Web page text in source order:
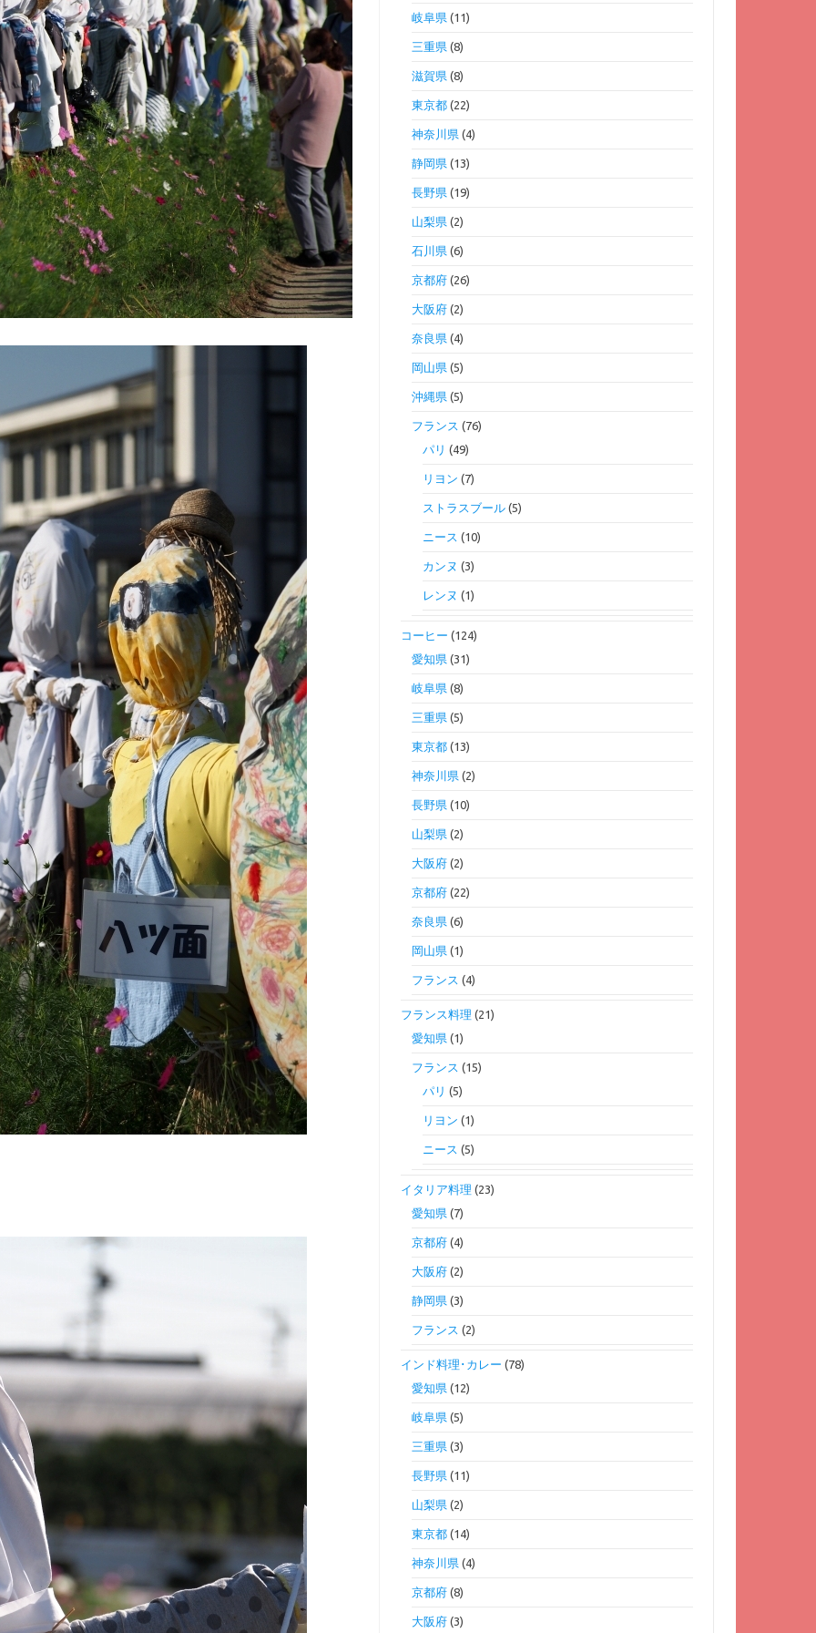
岐阜県(11)
三重県(8)
滋賀県(8)
東京都(22)
神奈川県(4)
静岡県(13)
長野県(19)
山梨県(2)
石川県(6)
京都府(26)
大阪府(2)
奈良県(4)
岡山県(5)
沖縄県(5)
フランス (76)
パリ (49)
リヨン (7)
ストラスブール(5)
ニース (10)
カンヌ (3)
レンヌ (1)
コーヒー (124)
愛知県(31)
岐阜県(8)
三重県(5)
東京都(13)
神奈川県(2)
長野県(10)
山梨県(2)
大阪府(2)
京都府(22)
奈良県(6)
岡山県(1)
フランス (4)
フランス料理 (21)
愛知県(1)
フランス (15)
パリ (5)
リヨン (1)
ニース (5)
イタリア料理 (23)
愛知県(7)
京都府(4)
大阪府(2)
静岡県(3)
フランス (2)
インド料理･カレー (78)
愛知県(12)
岐阜県(5)
三重県(3)
長野県(11)
山梨県(2)
東京都(14)
神奈川県(4)
京都府(8)
大阪府(3)